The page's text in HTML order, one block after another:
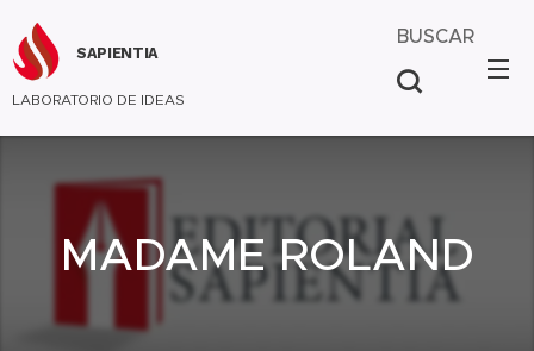
SAPIENTIA
LABORATORIO DE IDEAS
BUSCAR
MADAME ROLAND